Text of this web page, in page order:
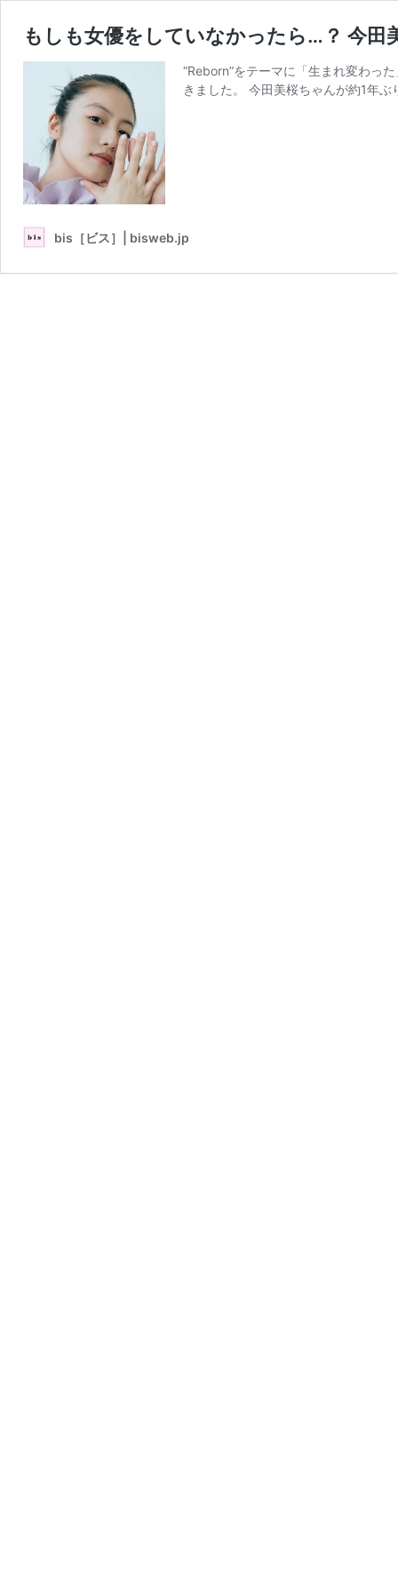
もしも女優をしていなかったら…？ 今
“Reborn”をテーマに「生まれ変わっ
きました。 今田美桜ちゃんが約1年
bis［ビス］| bisweb.jp